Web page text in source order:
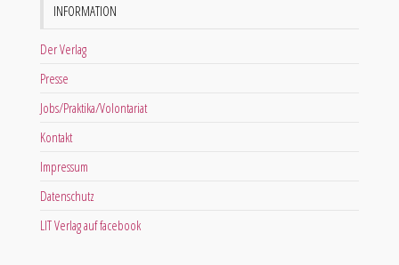
INFORMATION
Der Verlag
Presse
Jobs/Praktika/Volontariat
Kontakt
Impressum
Datenschutz
LIT Verlag auf facebook